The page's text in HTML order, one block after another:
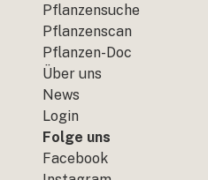
Pflanzensuche
Pflanzenscan
Pflanzen-Doc
Über uns
News
Login
Folge uns
Facebook